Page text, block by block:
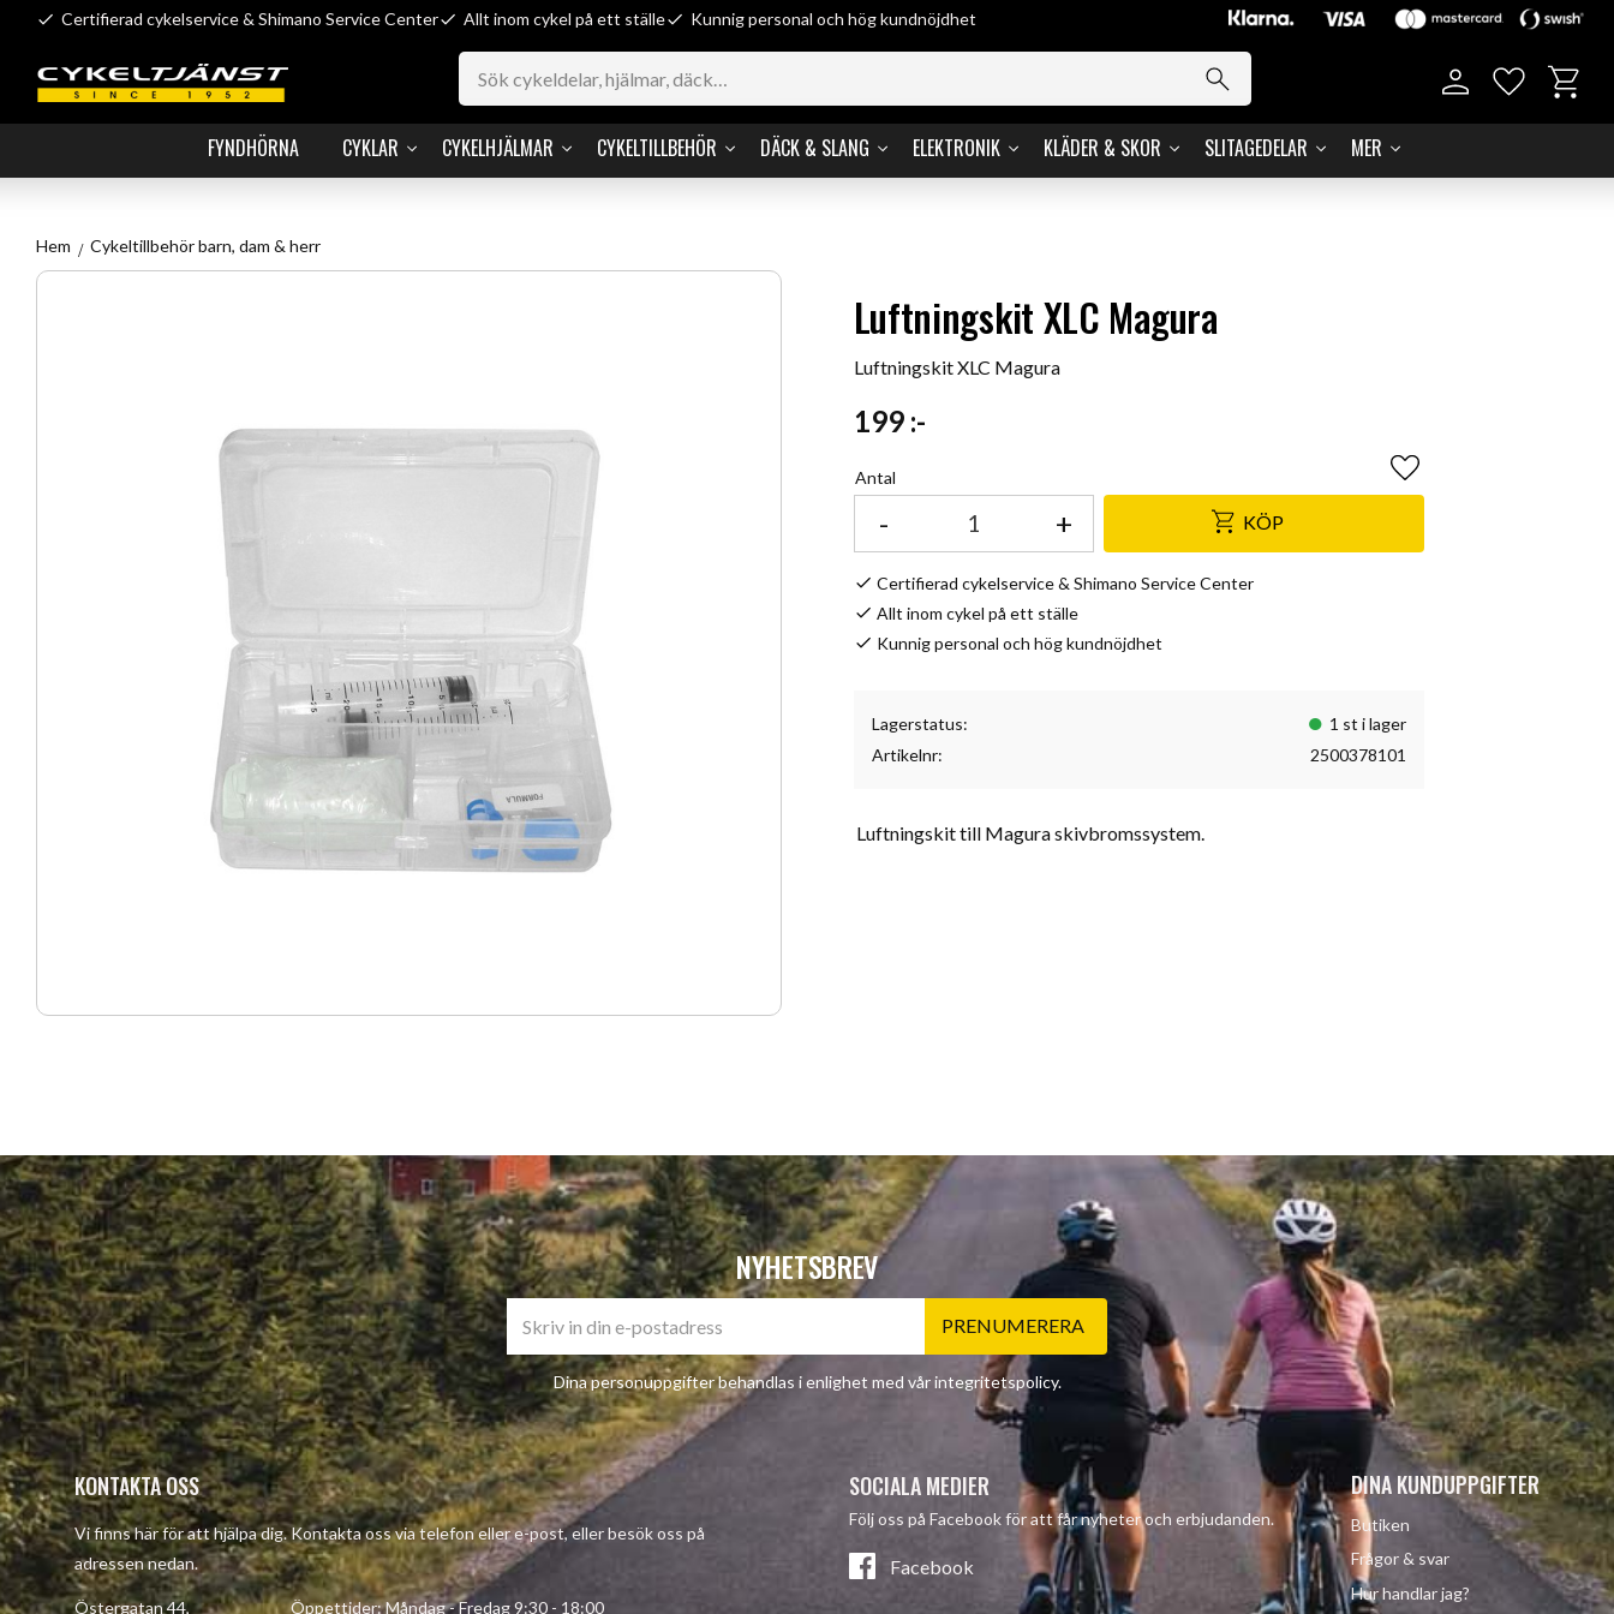
Certifierad cykelservice & Shimano Service Center Allt inom cykel på ett ställe Kunnig personal och hög kundnöjdhet
FYNDHÖRNA CYKLAR CYKELHJÄLMAR CYKELTILLBEHÖR DÄCK & SLANG ELEKTRONIK KLÄDER & SKOR SLITAGEDELAR MER
Favoriter
Hem Cykeltillbehör barn, dam & herr
Luftningskit XLC Magura
Luftningskit XLC Magura
199:-
Antal
+
- KÖP
Lägg till i favoriter
Certifierad cykelservice & Shimano Service Center
Allt inom cykel på ett ställe
Kunnig personal och hög kundnöjdhet
Lagerstatus
1 st i lager
Artikelnr
2500378101
Luftningskit till Magura skivbromssystem.
NYHETSBREV
PRENUMERERA
Dina personuppgifter behandlas i enlighet med vårintegritetspolicy.
KONTAKTA OSS
Vi finns här för att hjälpa dig. Kontakta oss via telefon eller e-post, eller besök oss på
adressen nedan.
Östergatan 44, Öppettider: Måndag - Fredag 9:30 - 18:00
SOCIALA MEDIER
Följ oss på Facebook för att får nyheter och erbjudanden.
Facebook
DINA KUNDUPPGIFTER
Butiken
Frågor & svar
Hur handlar jag?